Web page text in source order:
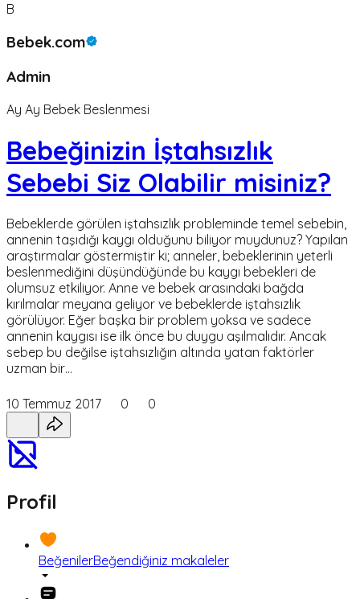
B
Bebek.com
Admin
Ay Ay Bebek Beslenmesi
Bebeğinizin İştahsızlık
Sebebi Siz Olabilir misiniz?
Bebeklerde görülen iştahsızlık probleminde temel sebebin,
annenin taşıdığı kaygı olduğunu biliyor muydunuz? Yapılan
araştırmalar göstermiştir ki; anneler, bebeklerinin yeterli
beslenmediğini düşündüğünde bu kaygı bebekleri de
olumsuz etkiliyor. Anne ve bebek arasındaki bağda
kırılmalar meyana geliyor ve bebeklerde iştahsızlık
görülüyor. Eğer başka bir problem yoksa ve sadece
annenin kaygısı ise ilk önce bu duygu aşılmalıdır. Ancak
sebep bu değilse iştahsızlığın altında yatan faktörler
uzman bir…
10 Temmuz 2017 0 0
Profil
BeğenilerBeğendiğiniz makaleler